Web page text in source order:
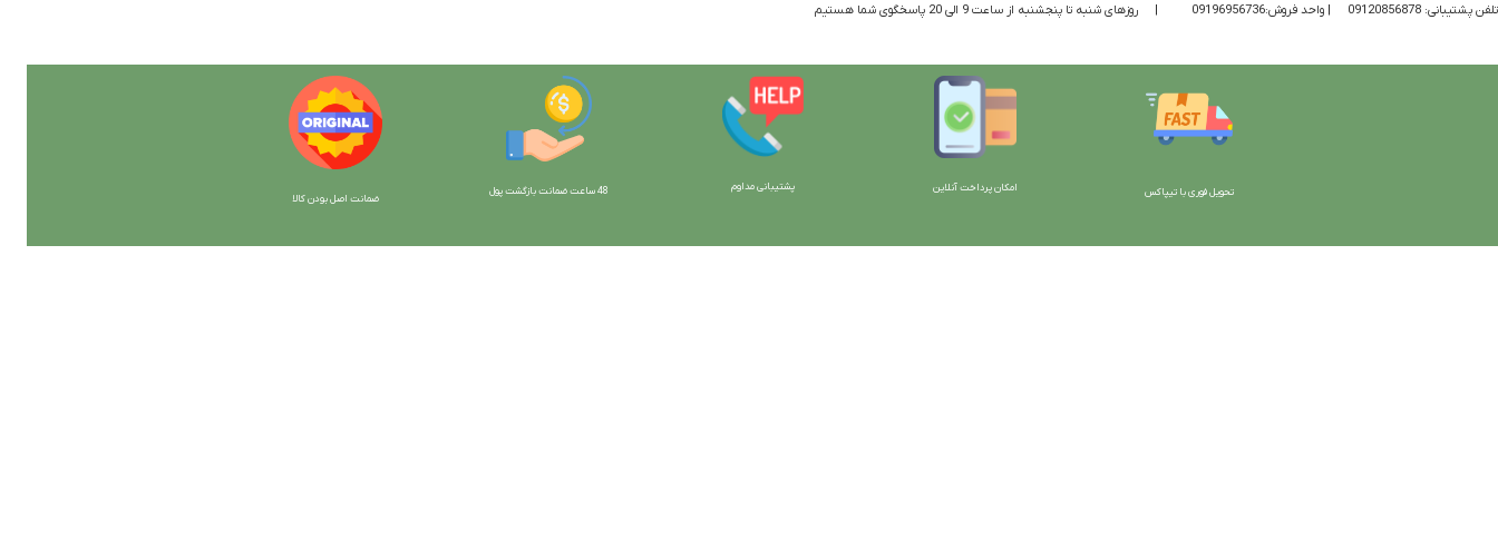
تلفن پشتیبانی: 09120856878 | واحد فروش:09196956736 | روزهای شنبه تا پنجشنبه از ساعت 9 الی 20 پاسخگوی شما هستیم
تحویل فوری با تیپاکس امکان پرداخت آنلاین پشتیبانی مداوم 48 ساعت ضمانت بازگش ت پول
ضمانت اصل بودن کالا